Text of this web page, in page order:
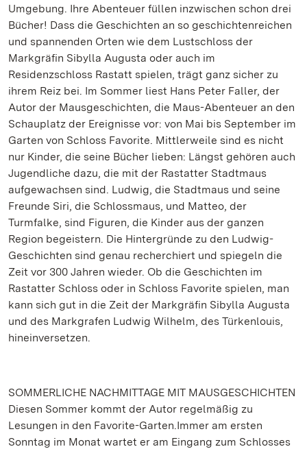
Umgebung. Ihre Abenteuer füllen inzwischen schon drei
Bücher! Dass die Geschichten an so geschichtenreichen
und spannenden Orten wie dem Lustschloss der
Markgräfin Sibylla Augusta oder auch im
Residenzschloss Rastatt spielen, trägt ganz sicher zu
ihrem Reiz bei. Im Sommer liest Hans Peter Faller, der
Autor der Mausgeschichten, die Maus-Abenteuer an den
Schauplatz der Ereignisse vor: von Mai bis September im
Garten von Schloss Favorite. Mittlerweile sind es nicht
nur Kinder, die seine Bücher lieben: Längst gehören auch
Jugendliche dazu, die mit der Rastatter Stadtmaus
aufgewachsen sind. Ludwig, die Stadtmaus und seine
Freunde Siri, die Schlossmaus, und Matteo, der
Turmfalke, sind Figuren, die Kinder aus der ganzen
Region begeistern. Die Hintergründe zu den Ludwig-
Geschichten sind genau recherchiert und spiegeln die
Zeit vor 300 Jahren wieder. Ob die Geschichten im
Rastatter Schloss oder in Schloss Favorite spielen, man
kann sich gut in die Zeit der Markgräfin Sibylla Augusta
und des Markgrafen Ludwig Wilhelm, des Türkenlouis,
hineinversetzen.
SOMMERLICHE NACHMITTAGE MIT MAUSGESCHICHTEN
Diesen Sommer kommt der Autor regelmäßig zu
Lesungen in den Favorite-Garten.Immer am ersten
Sonntag im Monat wartet er am Eingang zum Schlosses